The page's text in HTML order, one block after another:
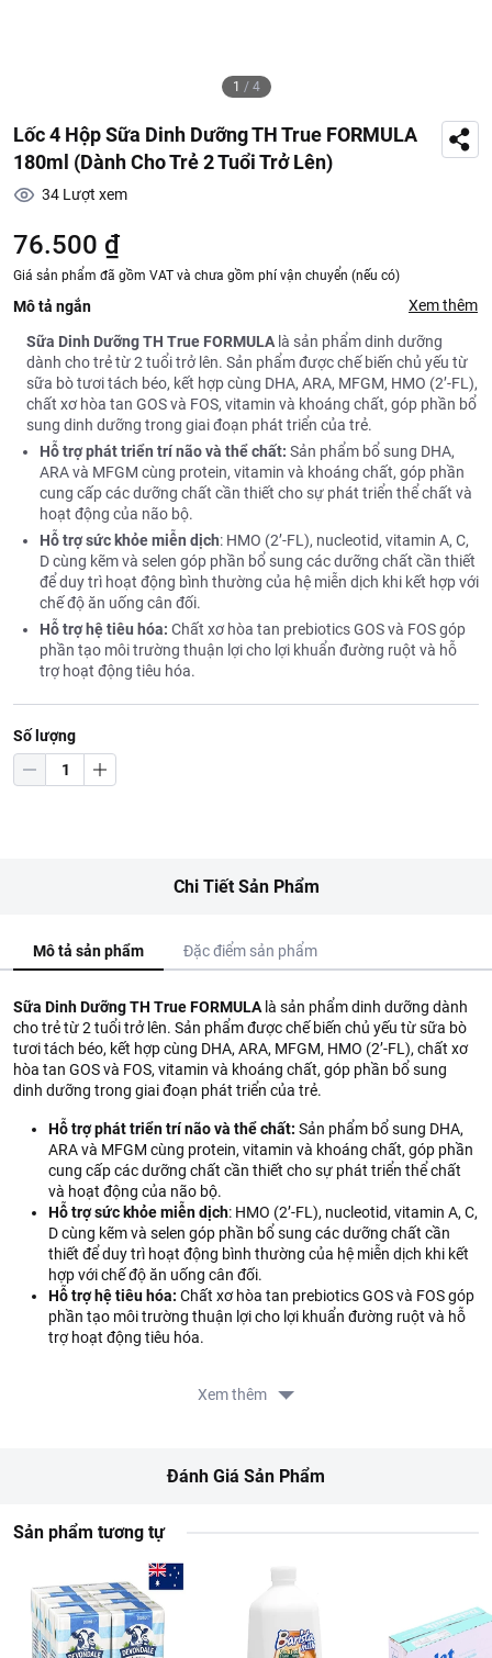
1 / 4
Lốc 4 Hộp Sữa Dinh Dưỡng TH True FORMULA
180ml (Dành Cho Trẻ 2 Tuổi Trở Lên)
34 Lượt xem
76.500 ₫
Giá sản phẩm đã gồm VAT và chưa gồm phí vận chuyển (nếu có)
Mô tả ngắn Xem thêm
Sữa Dinh Dưỡng TH True FORMULA là sản phẩm dinh dưỡng
dành cho trẻ từ 2 tuổi trở lên. Sản phẩm được chế biến chủ yếu từ
sữa bò tươi tách béo, kết hợp cùng DHA, ARA, MFGM, HMO (2’-FL),
chất xơ hòa tan GOS và FOS, vitamin và khoáng chất, góp phần bổ
sung dinh dưỡng trong giai đoạn phát triển của trẻ.
Hỗ trợ phát triển trí não và thể chất: Sản phẩm bổ sung DHA,
ARA và MFGM cùng protein, vitamin và khoáng chất, góp phần
cung cấp các dưỡng chất cần thiết cho sự phát triển thể chất và
hoạt động của não bộ.
Hỗ trợ sức khỏe miễn dịch: HMO (2’-FL), nucleotid, vitamin A, C,
D cùng kẽm và selen góp phần bổ sung các dưỡng chất cần thiết
để duy trì hoạt động bình thường của hệ miễn dịch khi kết hợp với
chế độ ăn uống cân đối.
Hỗ trợ hệ tiêu hóa: Chất xơ hòa tan prebiotics GOS và FOS góp
phần tạo môi trường thuận lợi cho lợi khuẩn đường ruột và hỗ
trợ hoạt động tiêu hóa.
Số lượng
Chi Tiết Sản Phẩm
Mô tả sản phẩm Đặc điểm sản phẩm
Sữa Dinh Dưỡng TH True FORMULA là sản phẩm dinh dưỡng dành
cho trẻ từ 2 tuổi trở lên. Sản phẩm được chế biến chủ yếu từ sữa bò
tươi tách béo, kết hợp cùng DHA, ARA, MFGM, HMO (2’-FL), chất xơ
hòa tan GOS và FOS, vitamin và khoáng chất, góp phần bổ sung
dinh dưỡng trong giai đoạn phát triển của trẻ.
Hỗ trợ phát triển trí não và thể chất: Sản phẩm bổ sung DHA,
ARA và MFGM cùng protein, vitamin và khoáng chất, góp phần
cung cấp các dưỡng chất cần thiết cho sự phát triển thể chất
và hoạt động của não bộ.
Hỗ trợ sức khỏe miễn dịch: HMO (2’-FL), nucleotid, vitamin A, C,
D cùng kẽm và selen góp phần bổ sung các dưỡng chất cần
thiết để duy trì hoạt động bình thường của hệ miễn dịch khi kết
hợp với chế độ ăn uống cân đối.
Hỗ trợ hệ tiêu hóa: Chất xơ hòa tan prebiotics GOS và FOS góp
phần tạo môi trường thuận lợi cho lợi khuẩn đường ruột và hỗ
trợ hoạt động tiêu hóa.
(0.2%), chất ổn định (471, 407, 412), fructo-oligosaccharides
mangan sulfat), vitamin (C, E, niacin, A, D3, B1, B6, K1, calci D-
pantothenat, B2, B12, acid folic, biotin), DHA từ dầu cá, ARA,
HMO [2’-fucosyllactose (2’-FL)], cholin clorid, hỗn hợp nucleotid,
taurin và chất chống oxy hóa (307b).
Hướng dẫn sử dụng:
Xem thêm
Đánh Giá Sản Phẩm
Sản phẩm tương tự